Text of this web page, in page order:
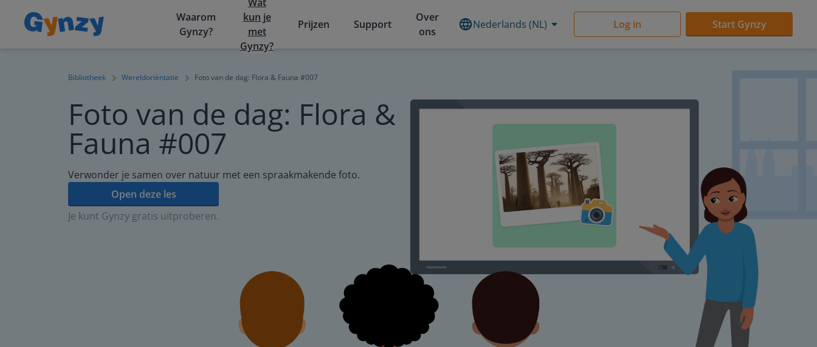
Waarom
Gynzy?
kun je
met
Gynzy?
Prijzen Support
Over
ons
Nederlands (NL) Log in Start Gynzy
Bibliotheek Wereldoriëntatie Foto van de dag: Flora & Fauna #007
Foto van de dag: Flora &
Fauna #007
Verwonder je samen over natuur met een spraakmakende foto.
Open deze les
Je kunt Gynzy gratis uitproberen.